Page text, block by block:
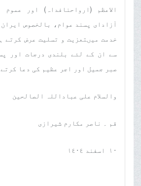
الاعظم (ارواحنافداہ) اور عموم
آزادای پسند عوام، بالخصوص
خدمت میںتعزیت و تسلیت عرض کرتے
سے ان کے لئے بلندی درجات اور
صبر جمیل اور اجر عظیم کی دعا
والسلام علی عباداللہ الصالحین
قم ۔ ناصر مکارم شیرازی
١٠ اسفند ١٤٠٤